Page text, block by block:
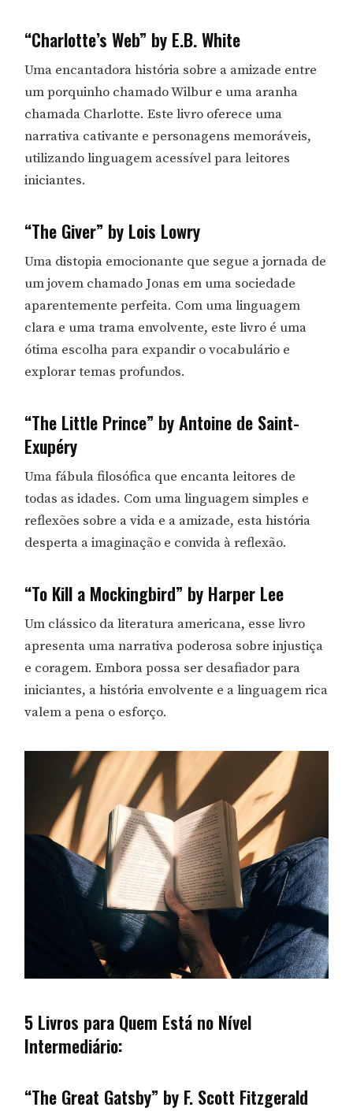
“Charlotte’s Web” by E.B. White
Uma encantadora história sobre a amizade entre
um porquinho chamado Wilbur e uma aranha
chamada Charlotte. Este livro oferece uma
narrativa cativante e personagens memoráveis,
utilizando linguagem acessível para leitores
iniciantes.
“The Giver” by Lois Lowry
Uma distopia emocionante que segue a jornada de
um jovem chamado Jonas em uma sociedade
aparentemente perfeita. Com uma linguagem
clara e uma trama envolvente, este livro é uma
ótima escolha para expandir o vocabulário e
explorar temas profundos.
“The Little Prince” by Antoine de Saint-
Exupéry
Uma fábula filosófica que encanta leitores de
todas as idades. Com uma linguagem simples e
reflexões sobre a vida e a amizade, esta história
desperta a imaginação e convida à reflexão.
“To Kill a Mockingbird” by Harper Lee
Um clássico da literatura americana, esse livro
apresenta uma narrativa poderosa sobre injustiça
e coragem. Embora possa ser desafiador para
iniciantes, a história envolvente e a linguagem rica
valem a pena o esforço.
5 Livros para Quem Está no Nível
Intermediário:
“The Great Gatsby” by F. Scott Fitzgerald